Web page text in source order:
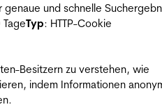
und schnelle
Typ: HTTP-Cookie
Besitzern zu verstehen, wie
indem Informationen